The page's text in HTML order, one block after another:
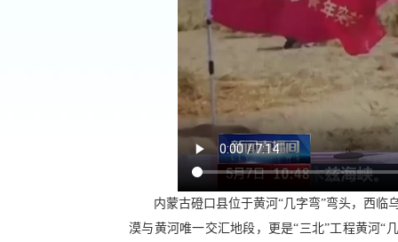
内蒙古磴口县位于黄河“几字弯”弯头，西临
漠与黄河唯一交汇地段，更是“三北”工程黄河“